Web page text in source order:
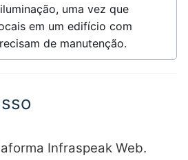
uma vez que
em um edifício com
de manutenção.
Infraspeak Web.